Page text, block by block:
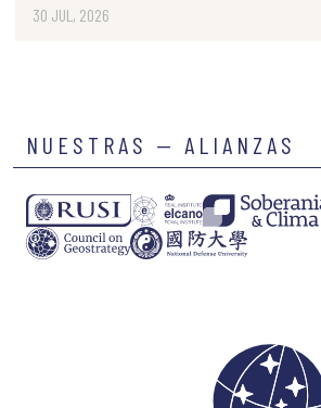
30 JUL, 2026
NUESTRAS — ALIANZAS